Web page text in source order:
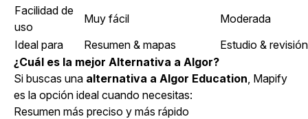
Facilidad de
uso
Muy fácil
Moderada
Ideal para
Resumen & mapas
Estudio & revisión
¿Cuál es la mejor Alternativa a Algor?
Si buscas una alternativa a Algor Education , Mapify
es la opción ideal cuando necesitas:
Resumen más preciso y más rápido